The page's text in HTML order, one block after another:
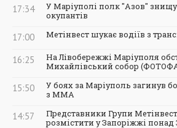
17:34
У Маріуполі полк "Азов"
окупантів
17:00 Метінвест шукає водіїв з
16:25
На Лівобережжі Маріуполя
Михайлівський собор
15:50
У боях за Маріуполь загинув
з ММА
14:57
Представники Групи
розмістити у Запоріжжі понад